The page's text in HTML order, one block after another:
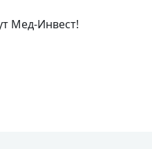
Мед-Инвест!